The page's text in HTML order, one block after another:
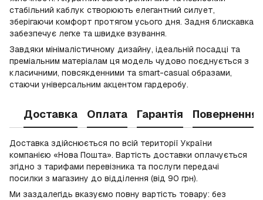
стабільний каблук створюють елегантний силует,
зберігаючи комфорт протягом усього дня. Задня блискавка
забезпечує легке та швидке взування.
Завдяки мінімалістичному дизайну, ідеальній посадці та
преміальним матеріалам ця модель чудово поєднується з
класичними, повсякденними та smart-casual образами,
стаючи універсальним акцентом гардеробу.
Доставка Оплата Гарантія Повернення
Доставка здійснюється по всій території України
компанією «Нова Пошта». Вартість доставки оплачується
згідно з тарифами перевізника та послуги передачі
посилки з магазину до відділення (від 90 грн).
Ми заздалегідь вказуємо повну вартість товару: без